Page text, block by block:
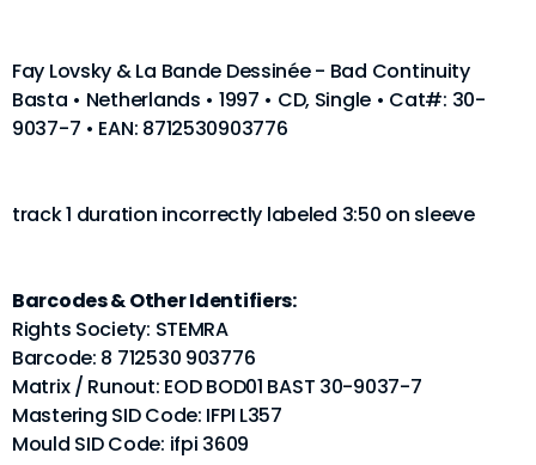
Fay Lovsky & La Bande Dessinée - Bad Continuity
Basta • Netherlands • 1997 • CD, Single • Cat#: 30-
9037-7 • EAN: 8712530903776
track 1 duration incorrectly labeled 3:50 on sleeve
Barcodes & Other Identifiers:
Rights Society: STEMRA
Barcode: 8 712530 903776
Matrix / Runout: EOD BOD01 BAST 30-9037-7
Mastering SID Code: IFPI L357
Mould SID Code: ifpi 3609